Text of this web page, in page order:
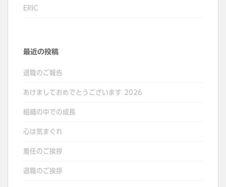
ERIC
最近の投稿
退職のご報告
あけましておめでとうございます 2026
組織の中での成長
心は気まぐれ
着任のご挨拶
退職のご挨拶